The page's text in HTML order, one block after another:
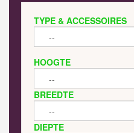
TYPE & ACCESSOIRES
HOOGTE
BREEDTE
DIEPTE